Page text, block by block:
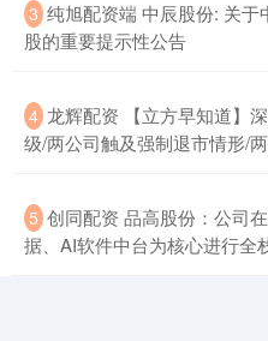
3 纯旭配资端 中辰股份: 关
股的重要提示性公告
4 龙辉配资 【立方早知道】
级/两公司触及强制退市情形/
5 创同配资 品高股份：公司
据、AI软件中台为核心进行全